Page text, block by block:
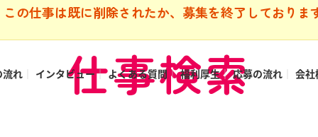
仕事検索
この仕事は既に削除されたか、募集を終了しておりま
流れ インタビュー よくある質問 福利厚生 応募の流れ 会社